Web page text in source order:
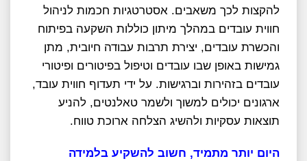
להקצות לכך משאבים. אסטרטגיות חכמות לניהול
חווית עובדים במהלך מיתון כוללות השקעה בפיתוח
והכשרת עובדים, יצירת תרבות עבודה חיובית, מתן
גמישות באופן שבו עובדים וטיפול בפיטורים ופיטורי
עובדים בזהירות וברגישות. על ידי תעדוף חווית עובד,
ארגונים יכולים למשוך ולשמר טאלנטים, להניע
תוצאות עסקיות ולהשיג הצלחה ארוכת טווח.
היום יותר מתמיד, חשוב להשקיע בלמידה